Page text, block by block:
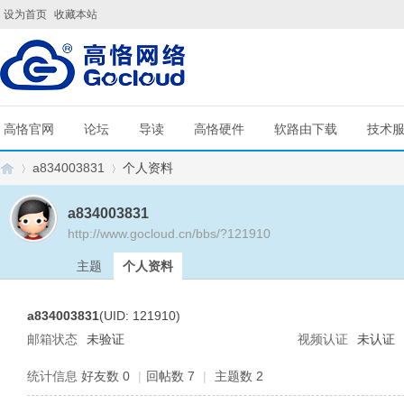
设为首页 收藏本站
高恪官网 论坛 导读 高恪硬件 软路由下载 技术
a834003831 个人资料
a834003831
http://www.gocloud.cn/bbs/?121910
主题 个人资料
a834003831(UID: 121910)
邮箱状态
未验证 视频认证 未认证
统计信息 好友数 0 | 回帖数 7 | 主题数 2